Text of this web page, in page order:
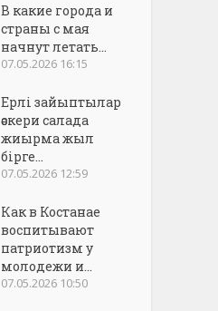
В какие города и
страны с мая
начнут летать...
07.05.2026 16:15
Ерлі зайыптылар
әскери салада
жиырма жыл
бірге...
07.05.2026 12:59
Как в Костанае
воспитывают
патриотизм у
молодежи и...
07.05.2026 10:50